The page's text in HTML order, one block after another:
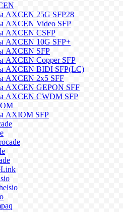
AXCEN 25G SFP28
AXCEN Video SFP
AXCEN CSFP
AXCEN 10G SFP+
AXCEN SFP
AXCEN Copper SFP
AXCEN BIDI SFP(LC)
AXCEN 2x5 SFF
AXCEN GEPON SFF
AXCEN CWDM SFP
AXIOM SFP